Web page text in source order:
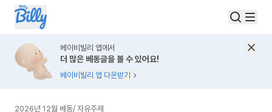
베이비빌리 앱에서
더 많은 베동글을 볼 수 있어요!
베이비빌리 앱 다운받기
2026년 12월 베동/ 자유주제